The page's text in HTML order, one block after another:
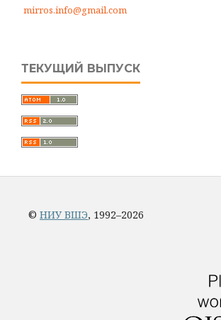
mirros.info@gmail.com
ТЕКУЩИЙ ВЫПУСК
© НИУ ВШЭ, 1992–2026